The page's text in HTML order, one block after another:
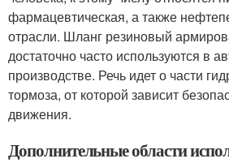
фармацевтическая, а также
отрасли. Шланг резиновый
достаточно часто используются в
производстве. Речь идет о части
тормоза, от которой зависит
движения.
Дополнительные области